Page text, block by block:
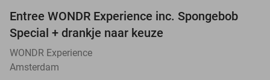
27%
Entree WONDR Experience inc. Spongebob
Special + drankje naar keuze
WONDR Experience
Amsterdam